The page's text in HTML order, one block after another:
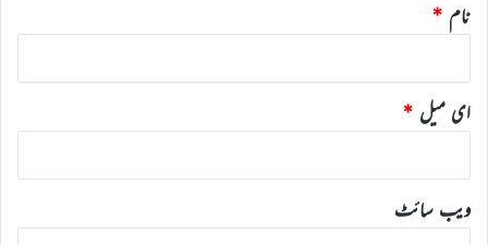
نام *
ای میل *
ویب‌ سائٹ